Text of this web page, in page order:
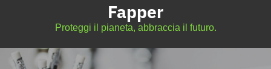
Fapper
Proteggi il pianeta, abbraccia il futuro.